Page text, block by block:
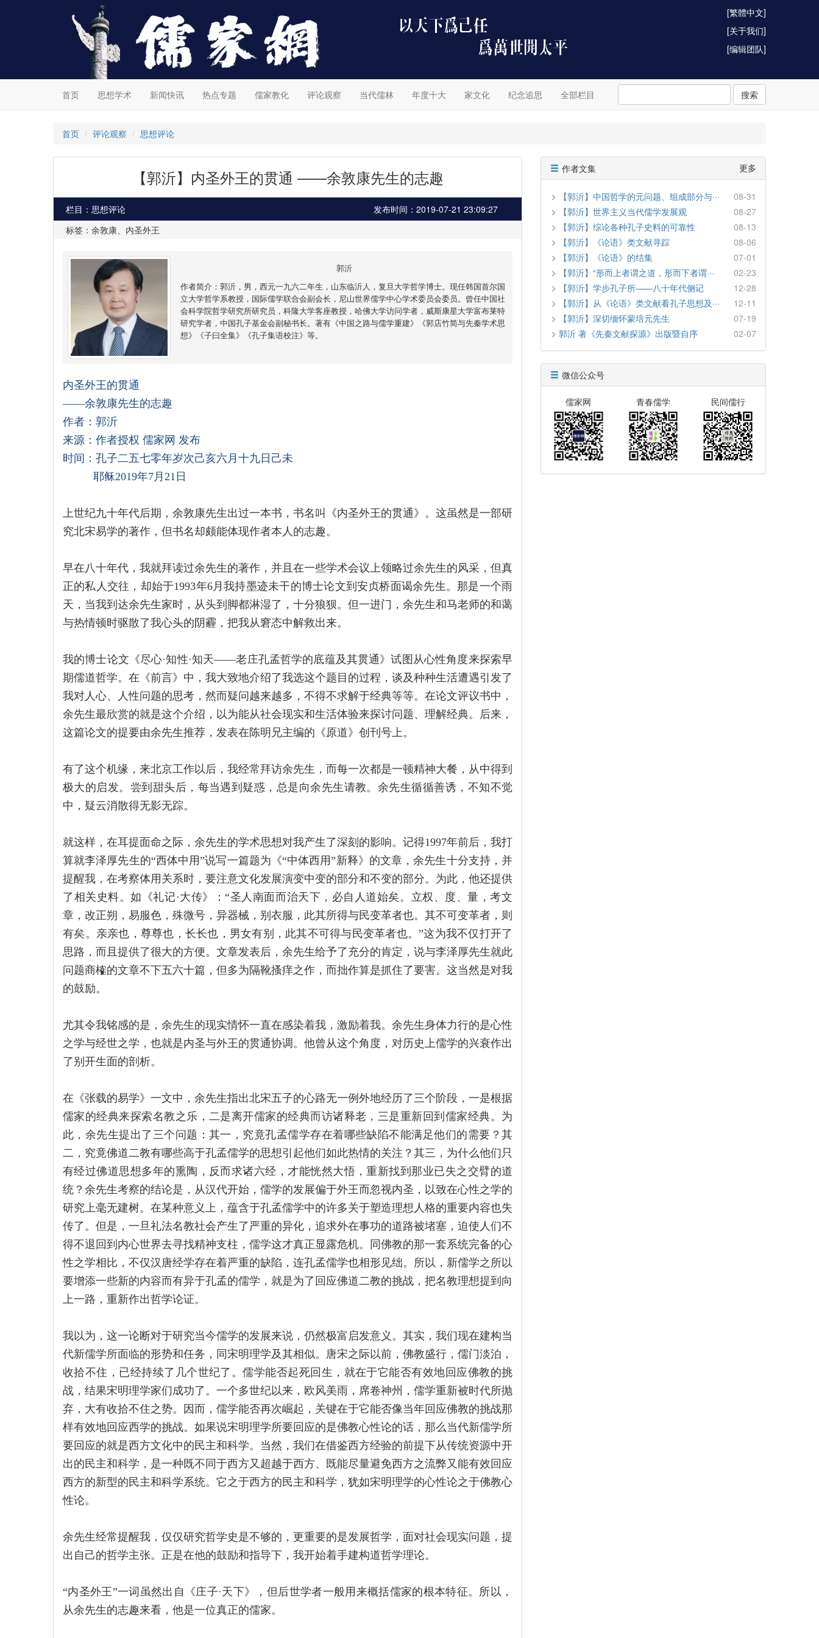
[繁體中文]
[关于我们]
[编辑团队]
首页 思想学术 新闻快讯 热点专题 儒家教化 评论观察 当代儒林 年度十大 家文化 纪念追思 全部栏目 搜索
首页 评论观察 思想评论
【郭沂】内圣外王的贯通 ——余敦康先生的志趣
栏目：思想评论
发布时间：2019-07-21 23:09:27
标签：余敦康、内圣外王
郭沂
作者简介：郭沂，男，西元一九六二年生，山东临沂人，复旦大学哲学博士。现任韩国首尔国
立大学哲学系教授，国际儒学联合会副会长，尼山世界儒学中心学术委员会委员。曾任中国社
会科学院哲学研究所研究员，科隆大学客座教授，哈佛大学访问学者，威斯康星大学富布莱特
研究学者，中国孔子基金会副秘书长。著有《中国之路与儒学重建》《郭店竹简与先秦学术思
想》《子曰全集》《孔子集语校注》等。
内圣外王的贯通
——余敦康先生的志趣
作者：郭沂
来源：作者授权 儒家网 发布
时间：孔子二五七零年岁次己亥六月十九日己未
耶稣2019年7月21日
上世纪九十年代后期，余敦康先生出过一本书，书名叫《内圣外王的贯通》。这虽然是一部研
究北宋易学的著作，但书名却颇能体现作者本人的志趣。
早在八十年代，我就拜读过余先生的著作，并且在一些学术会议上领略过余先生的风采，但真
正的私人交往，却始于1993年6月我持墨迹未干的博士论文到安贞桥面谒余先生。那是一个雨
天，当我到达余先生家时，从头到脚都淋湿了，十分狼狈。但一进门，余先生和马老师的和蔼
与热情顿时驱散了我心头的阴霾，把我从窘态中解救出来。
我的博士论文《尽心·知性·知天——老庄孔孟哲学的底蕴及其贯通》试图从心性角度来探索早
期儒道哲学。在《前言》中，我大致地介绍了我选这个题目的过程，谈及种种生活遭遇引发了
我对人心、人性问题的思考，然而疑问越来越多，不得不求解于经典等等。在论文评议书中，
余先生最欣赏的就是这个介绍，以为能从社会现实和生活体验来探讨问题、理解经典。后来，
这篇论文的提要由余先生推荐，发表在陈明兄主编的《原道》创刊号上。
有了这个机缘，来北京工作以后，我经常拜访余先生，而每一次都是一顿精神大餐，从中得到
极大的启发。尝到甜头后，每当遇到疑惑，总是向余先生请教。余先生循循善诱，不知不觉
中，疑云消散得无影无踪。
就这样，在耳提面命之际，余先生的学术思想对我产生了深刻的影响。记得1997年前后，我打
算就李泽厚先生的“西体中用”说写一篇题为《“中体西用”新释》的文章，余先生十分支持，并
提醒我，在考察体用关系时，要注意文化发展演变中变的部分和不变的部分。为此，他还提供
了相关史料。如《礼记·大传》：“圣人南面而治天下，必自人道始矣。立权、度、量，考文
章，改正朔，易服色，殊微号，异器械，别衣服，此其所得与民变革者也。其不可变革者，则
有矣。亲亲也，尊尊也，长长也，男女有别，此其不可得与民变革者也。”这为我不仅打开了
思路，而且提供了很大的方便。文章发表后，余先生给予了充分的肯定，说与李泽厚先生就此
问题商榷的文章不下五六十篇，但多为隔靴搔痒之作，而拙作算是抓住了要害。这当然是对我
的鼓励。
尤其令我铭感的是，余先生的现实情怀一直在感染着我，激励着我。余先生身体力行的是心性
之学与经世之学，也就是内圣与外王的贯通协调。他曾从这个角度，对历史上儒学的兴衰作出
了别开生面的剖析。
在《张载的易学》一文中，余先生指出北宋五子的心路无一例外地经历了三个阶段，一是根据
儒家的经典来探索名教之乐，二是离开儒家的经典而访诸释老，三是重新回到儒家经典。为
此，余先生提出了三个问题：其一，究竟孔孟儒学存在着哪些缺陷不能满足他们的需要？其
二，究竟佛道二教有哪些高于孔孟儒学的思想引起他们如此热情的关注？其三，为什么他们只
有经过佛道思想多年的熏陶，反而求诸六经，才能恍然大悟，重新找到那业已失之交臂的道
统？余先生考察的结论是，从汉代开始，儒学的发展偏于外王而忽视内圣，以致在心性之学的
研究上毫无建树。在某种意义上，蕴含于孔孟儒学中的许多关于塑造理想人格的重要内容也失
传了。但是，一旦礼法名教社会产生了严重的异化，追求外在事功的道路被堵塞，迫使人们不
得不退回到内心世界去寻找精神支柱，儒学这才真正显露危机。同佛教的那一套系统完备的心
性之学相比，不仅汉唐经学存在着严重的缺陷，连孔孟儒学也相形见绌。所以，新儒学之所以
要增添一些新的内容而有异于孔孟的儒学，就是为了回应佛道二教的挑战，把名教理想提到向
上一路，重新作出哲学论证。
我以为，这一论断对于研究当今儒学的发展来说，仍然极富启发意义。其实，我们现在建构当
代新儒学所面临的形势和任务，同宋明理学及其相似。唐宋之际以前，佛教盛行，儒门淡泊，
收拾不住，已经持续了几个世纪了。儒学能否起死回生，就在于它能否有效地回应佛教的挑
战，结果宋明理学家们成功了。一个多世纪以来，欧风美雨，席卷神州，儒学重新被时代所抛
弃，大有收拾不住之势。因而，儒学能否再次崛起，关键在于它能否像当年回应佛教的挑战那
样有效地回应西学的挑战。如果说宋明理学所要回应的是佛教心性论的话，那么当代新儒学所
要回应的就是西方文化中的民主和科学。当然，我们在借鉴西方经验的前提下从传统资源中开
出的民主和科学，是一种既不同于西方又超越于西方、既能尽量避免西方之流弊又能有效回应
西方的新型的民主和科学系统。它之于西方的民主和科学，犹如宋明理学的心性论之于佛教心
性论。
余先生经常提醒我，仅仅研究哲学史是不够的，更重要的是发展哲学，面对社会现实问题，提
出自己的哲学主张。正是在他的鼓励和指导下，我开始着手建构道哲学理论。
“内圣外王”一词虽然出自《庄子·天下》，但后世学者一般用来概括儒家的根本特征。所以，
从余先生的志趣来看，他是一位真正的儒家。
作者文集 更多
【郭沂】中国哲学的元问题、组成部分与···
08-31
【郭沂】世界主义当代儒学发展观
08-27
【郭沂】综论各种孔子史料的可靠性
08-13
【郭沂】《论语》类文献寻踪
08-06
【郭沂】《论语》的结集
07-01
【郭沂】“形而上者谓之道，形而下者谓···
02-23
【郭沂】学步孔子所——八十年代侧记
12-28
【郭沂】从《论语》类文献看孔子思想及···
12-11
【郭沂】深切缅怀蒙培元先生
07-19
郭沂 著《先秦文献探源》出版暨自序
02-07
微信公众号
儒家网 青春儒学 民间儒行